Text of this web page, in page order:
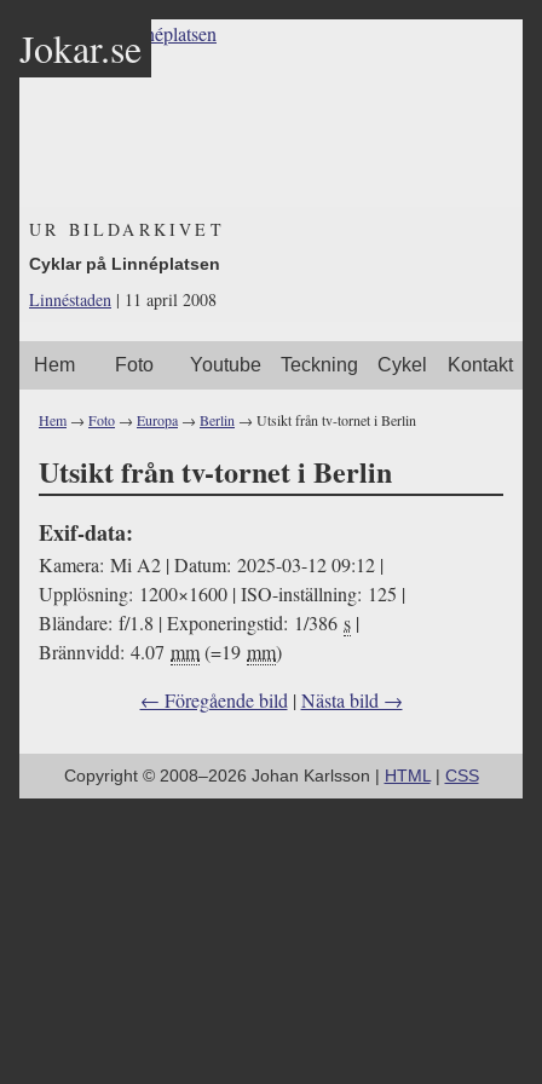
Jokar.se
UR BILDARKIVET
Cyklar på Linnéplatsen
Linnéstaden | 11 april 2008
Hem Foto Youtube Teckning Cykel Kontakt
Hem → Foto → Europa → Berlin → Utsikt från tv-tornet i Berlin
Utsikt från tv-tornet i Berlin
Exif-data:
Kamera: Mi A2 | Datum: 2025-03-12 09:12 |
Upplösning: 1200×1600 | ISO-inställning: 125 |
Bländare: f/1.8 | Exponeringstid: 1/386 s |
Brännvidd: 4.07 mm(=19 mm)
← Föregående bild| Nästa bild →
Copyright © 2008–2026 Johan Karlsson | HTML| CSS